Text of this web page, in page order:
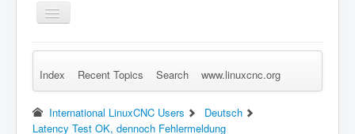
Toggle
Navigation
Remember Me Log in Forgot Login? Sign up
Index Recent Topics Search www.linuxcnc.org
International LinuxCNC Users
Deutsch
Latency Test OK, dennoch Fehlermeldung